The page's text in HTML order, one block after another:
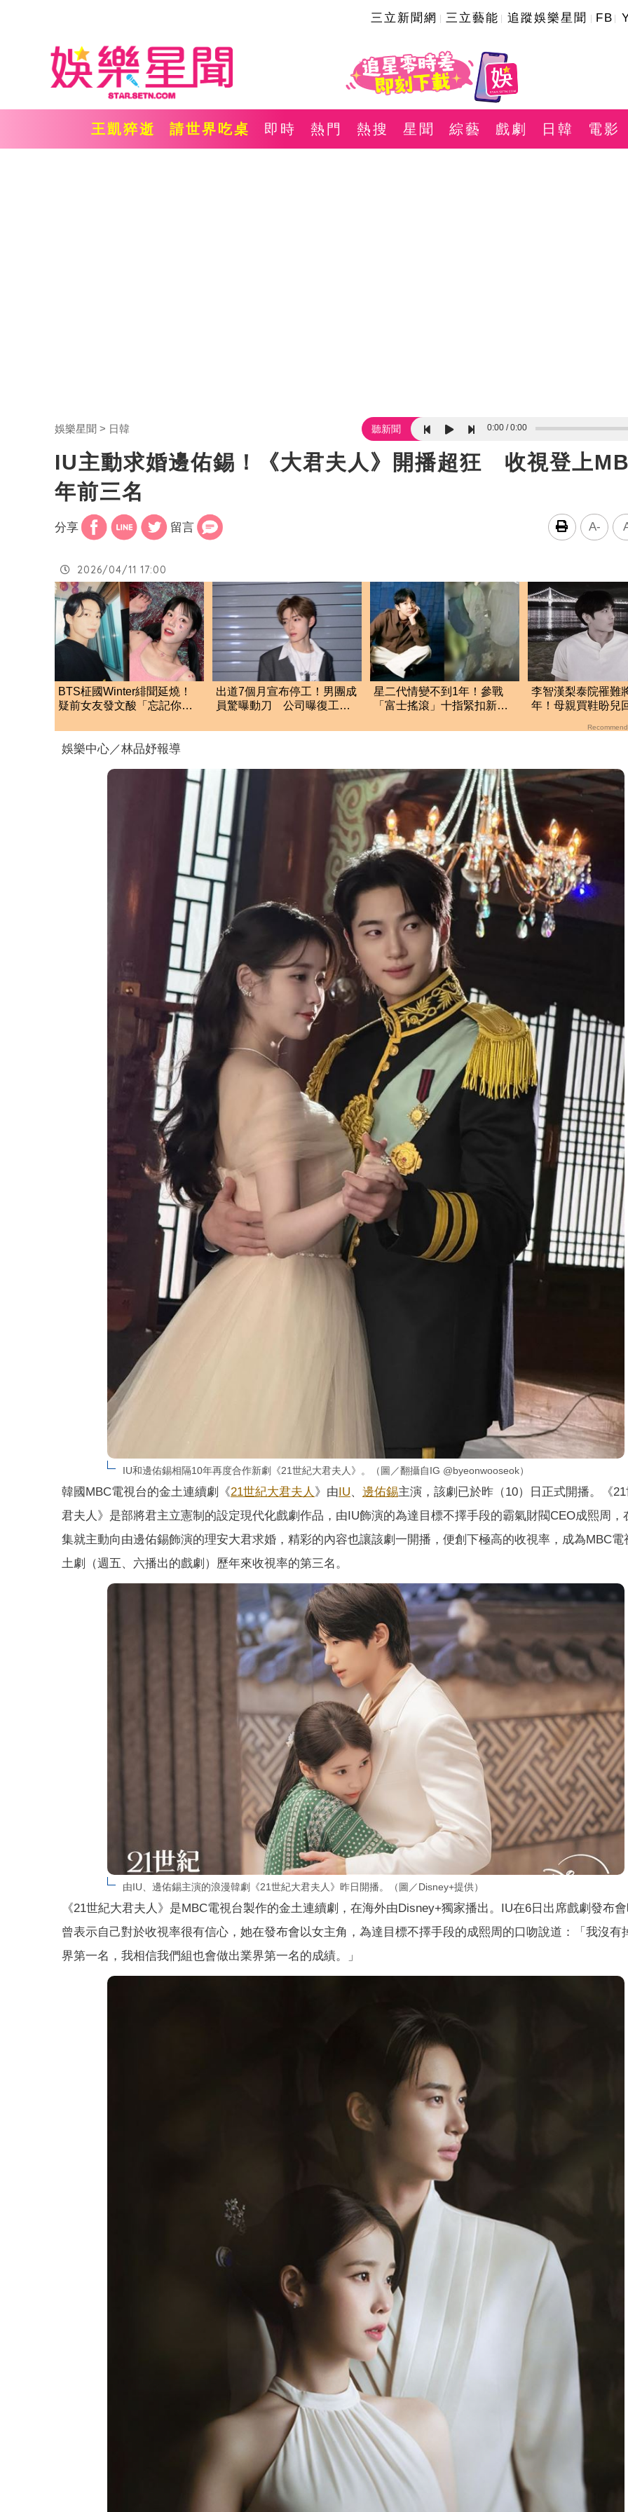
三立新聞網 三立藝能 追蹤娛樂星聞 FB
王凱猝逝 請世界吃桌 即時 熱門 熱搜 星聞 綜藝 戲劇 日韓 電影
娛樂星聞 日韓 聽新聞 0:00 0:00
IU主動求婚邊佑錫！《大君夫人》開播超狂 收視登上
年前三名
分享 留言 A-
2026/04/11 17:00
BTS柾國Winter緋聞延燒！
疑前女友發文酸「忘記你男
出道7個月宣布停工！男團成
員驚曝動刀 公司曝復工時
星二代情變不到1年！參戰
「富士搖滾」十指緊扣新
李智漢梨泰院罹難
年！母親買鞋盼
娛樂中心／林品妤報導
IU和邊佑錫相隔10年再度合作新劇《21世紀大君夫人》。（圖／翻攝自IG @byeonwooseok）
韓國MBC電視台的金土連續劇《21世紀大君夫人 》由IU、 邊佑錫主演，該劇已於昨（10）日正式開播。《
君夫人》是部將君主立憲制的設定現代化戲劇作品，由IU飾演的為達目標不擇手段的霸氣財閥CEO成熙周，
集就主動向由邊佑錫飾演的理安大君求婚，精彩的內容也讓該劇一開播，便創下極高的收視率，成為MBC電
土劇（週五、六播出的戲劇）歷年來收視率的第三名。
由IU、邊佑錫主演的浪漫韓劇《21世紀大君夫人》昨日開播。（圖／Disney+提供）
《21世紀大君夫人》是MBC電視台製作的金土連續劇，在海外由Disney+獨家播出。IU在6日出席戲劇發布
曾表示自己對於收視率很有信心，她在發布會以女主角，為達目標不擇手段的成熙周的口吻說道：「我沒有
界第一名，我相信我們組也會做出業界第一名的成績。」